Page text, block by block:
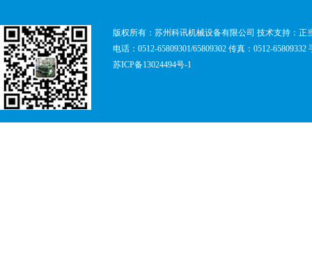
版权所有：苏州科讯机械设备有限公司 技术支持： 正
电话：0512-65809301/65809302 传真：0512-
苏ICP备13024494号-1